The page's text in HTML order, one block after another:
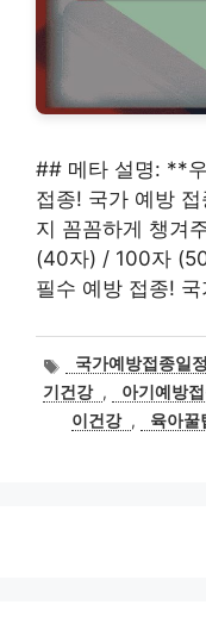
## 메타 설명: **
접종! 국가 예방
지 꼼꼼하게 챙
(40자) / 100자
필수 예방 접종!
태
그
국가예방접종일
기건강 , 아기예방
이건강 , 육아꿀